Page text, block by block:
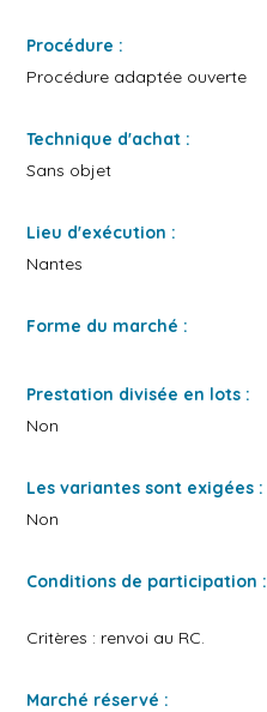
Procédure :
Procédure adaptée ouverte
Technique d'achat :
Sans objet
Lieu d'exécution :
Nantes
Forme du marché :
Prestation divisée en lots :
Non
Les variantes sont exigées :
Non
Conditions de participation :
Critères : renvoi au RC.
Marché réservé :